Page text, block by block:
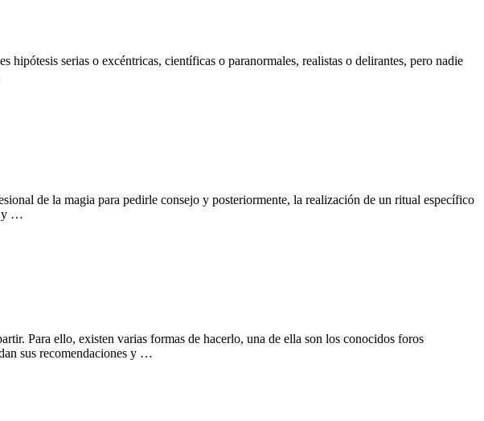
hipótesis serias o excéntricas, científicas o paranormales, realistas o delirantes, pero nadie
de la magia para pedirle consejo y posteriormente, la realización de un ritual específico
y …
Para ello, existen varias formas de hacerlo, una de ella son los conocidos foros
sus recomendaciones y …